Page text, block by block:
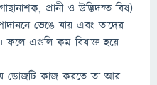
প্রানী ও উদ্ভিদষ্ত বিষ)
ভেঙে যায় এবং তাদের
ফলে এগুলি কম বিষাক্ত হয়ে
যে ডোজটি কাজ করতে তা আর